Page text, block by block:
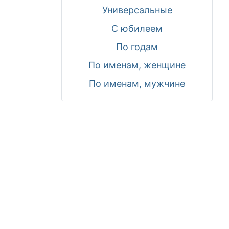
Универсальные
С юбилеем
По годам
По именам, женщине
По именам, мужчине